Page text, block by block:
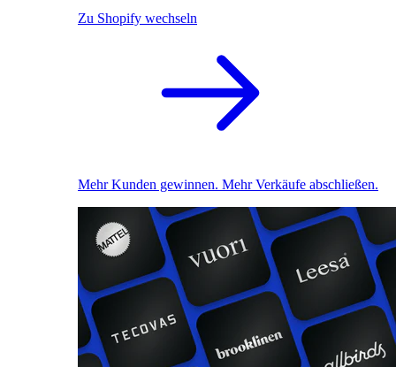
Zu Shopify wechseln
Mehr Kunden gewinnen. Mehr Verkäufe abschließen.